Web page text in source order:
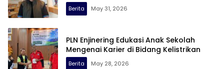
Berita May 31, 2026
PLN Enjinering Edukasi Anak Sekolah
Mengenai Karier di Bidang Kelistrikan
Berita May 28, 2026